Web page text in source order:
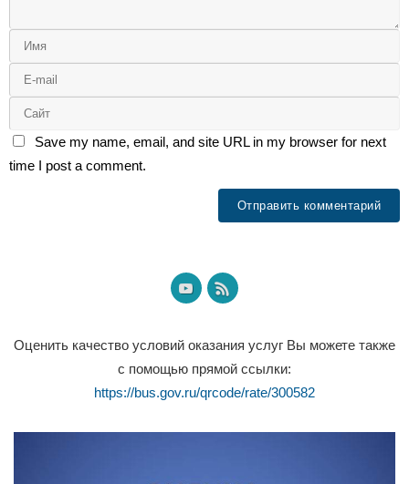
Save my name, email, and site URL in my browser for next
time I post a comment.
Оценить качество условий оказания услуг Вы можете также
с помощью прямой ссылки:
https://bus.gov.ru/qrcode/rate/300582